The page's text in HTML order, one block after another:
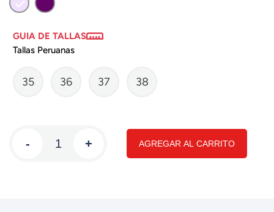
GUIA DE TALLAS
Tallas Peruanas
35 36 37 38
- + AGREGAR AL CARRITO